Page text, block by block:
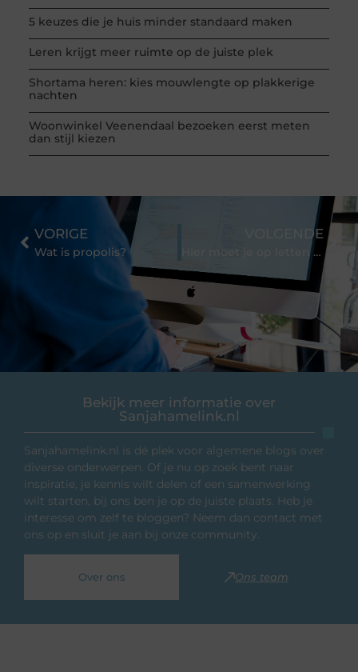
5 keuzes die je huis minder standaard maken
Leren krijgt meer ruimte op de juiste plek
Shortama heren: kies mouwlengte op plakkerige
nachten
Woonwinkel Veenendaal bezoeken eerst meten
dan stijl kiezen
Bekijk meer informatie over
Sanjahamelink.nl
Sanjahamelink.nl is dé plek voor algemene blogs over
diverse onderwerpen. Of je nu op zoek bent naar
inspiratie, je kennis wilt delen of een samenwerking
wilt starten, bij ons ben je op de juiste plaats. Heb je
interesse om zelf te bloggen? Neem dan contact met
ons op en sluit je aan bij onze community.
Over ons Ons team
VORIGE
Wat is propolis?
VOLGENDE
Hier moet je op letten bij het verbouwen van een huis